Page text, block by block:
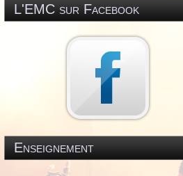
L'EMC sur Facebook
Enseignement